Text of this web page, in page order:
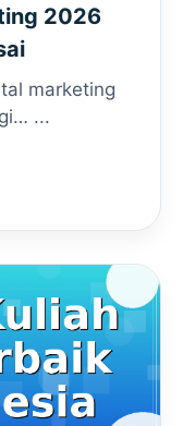
2026
marketing
...